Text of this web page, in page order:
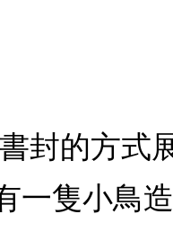
封的方式
一隻小鳥